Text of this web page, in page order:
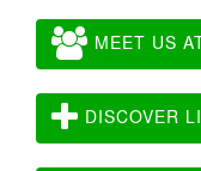
MEET US
DISCOVER